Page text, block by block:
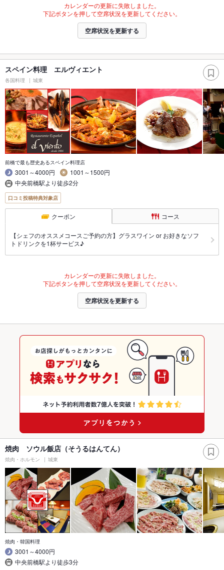
カレンダーの更新に失敗しました。
下記ボタンを押して空席状況を更新してください。
空席状況を更新する
スペイン料理 エルヴィエント
各国料理 城東
前橋で最も歴史あるスペイン料理店
3001～4000円
1001～1500円
中央前橋駅より徒歩2分
口コミ投稿特典対象店
クーポン コース
【シェフのオススメコースご予約の方】グラスワイン or お好きなソフ
トドリンクを1杯サービス♪
カレンダーの更新に失敗しました。
下記ボタンを押して空席状況を更新してください。
空席状況を更新する
焼肉 ソウル飯店（そうるはんてん）
焼肉・ホルモン 城東
焼肉・韓国料理
3001～4000円
中央前橋駅より徒歩3分